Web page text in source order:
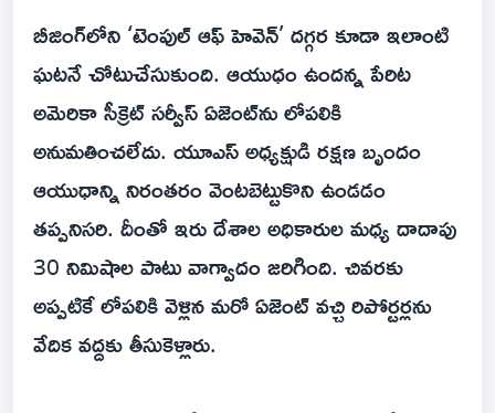
బీజింగ్‌లోని ‘టెంపుల్ ఆఫ్ హెవెన్’ దగ్గర కూడా ఇలాంటి
ఘటనే చోటుచేసుకుంది. ఆయుధం ఉందన్న పేరిట
అమెరికా సీక్రెట్ సర్వీస్ ఏజెంట్‌ను లోపలికి
అనుమతించలేదు. యూఎస్ అధ్యక్షుడి రక్షణ బృందం
ఆయుధాన్ని నిరంతరం వెంటబెట్టుకొని ఉండడం
తప్పనిసరి. దీంతో ఇరు దేశాల అధికారుల మధ్య దాదాపు
30 నిమిషాల పాటు వాగ్వాదం జరిగింది. చివరకు
అప్పటికే లోపలికి వెళ్లిన మరో ఏజెంట్ వచ్చి రిపోర్టర్లను
వేదిక వద్దకు తీసుకెళ్లారు.